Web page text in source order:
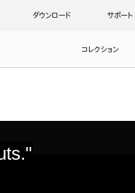
ダウンロード サポート
コレクション